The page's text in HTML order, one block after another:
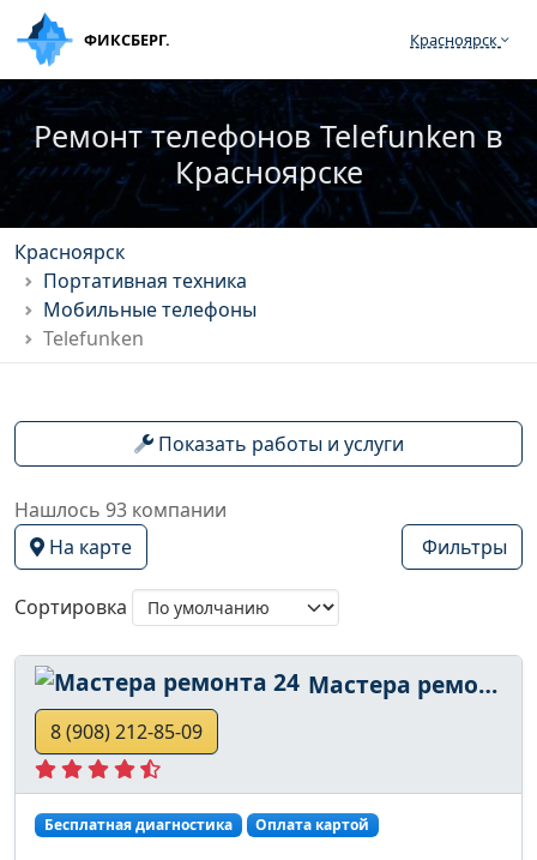
ФИКСБЕРГ. Красноярск
Ремонт телефонов Telefunken в
Красноярске
Красноярск
Портативная техника
Мобильные телефоны
Telefunken
Показать работы и услуги
Нашлось 93 компании
На карте
Фильтры
Сортировка
Мастера ремонта 24
8 (908) 212-85-09
Бесплатная диагностика Оплата картой